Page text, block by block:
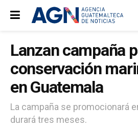
Lanzan campaña
conservación
en Guatemala
La campaña se promocionará
durará tres meses.